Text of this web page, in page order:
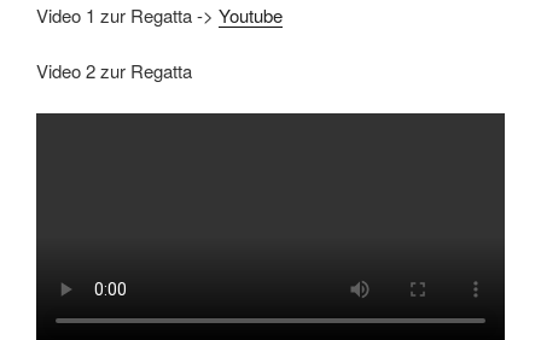
Video 1 zur Regatta -> Youtube
Video 2 zur Regatta